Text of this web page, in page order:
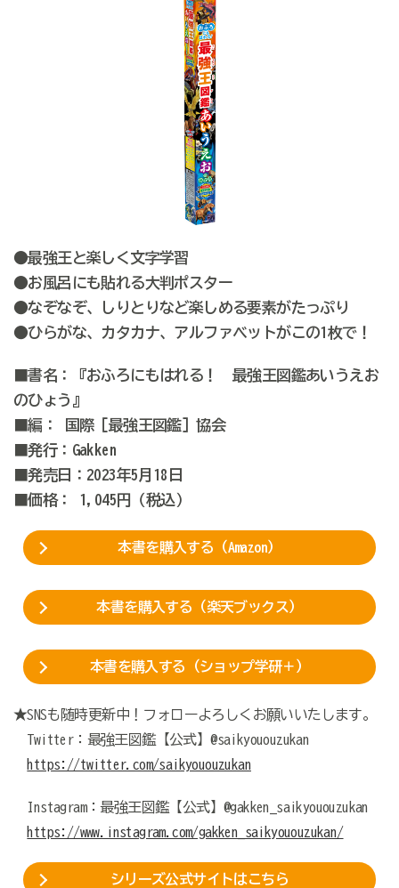
●最強王と楽しく文字学習
●お風呂にも貼れる大判ポスター
●なぞなぞ、しりとりなど楽しめる要素がたっぷり
●ひらがな、カタカナ、アルファベットがこの1枚で！
■書名：『おふろにもはれる！ 最強王図鑑あいうえお
のひょう』
■編： 国際［最強王図鑑］協会
■発行：Gakken
■発売日：2023年5月18日
■価格： 1,045円（税込）
本書を購入する（Amazon）
本書を購入する（楽天ブックス）
本書を購入する（ショップ学研＋）
★SNSも随時更新中！フォローよろしくお願いいたします。
Twitter：最強王図鑑【公式】@saikyououzukan
https://twitter.com/saikyououzukan
Instagram：最強王図鑑【公式】@gakken_saikyououzukan
https://www.instagram.com/gakken_saikyououzukan/
シリーズ公式サイトはこちら